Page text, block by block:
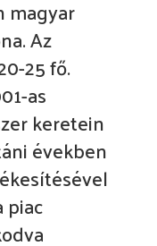
magyar
Az
25 fő.
as
keretein
években
piac